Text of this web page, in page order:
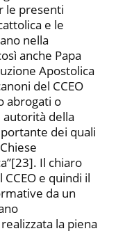
le presenti
e le
nella
anche Papa
Apostolica
del CCEO
abrogati o
della
dei quali
Il chiaro
e quindi il
da un
la piena